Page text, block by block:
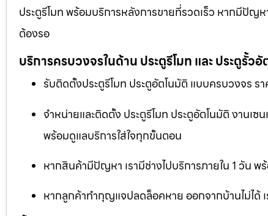
ประตูรีโมท พร้อมบริการหลังการขายที่รวดเร็ว หากมีปัญ
ต้องรอ
บริการครบวงจรในด้าน ประตูรีโมท และ ประตูรั้ว
รับติดตั้งประตูรีโมท ประตูอัตโนมัติ แบบครบวงจร ร
จำหน่ายและติดตั้ง ประตูรีโมท ประตูอัตโนมัติ งานเ
พร้อมดูแลบริการใส่ใจทุกขั้นตอน
หากสินค้ามีปัญหา เรามีช่างไปบริการภายใน 1 วัน
หากลูกค้าทำกุญแจปลดล็อคหาย ออกจากบ้านไม่ได้